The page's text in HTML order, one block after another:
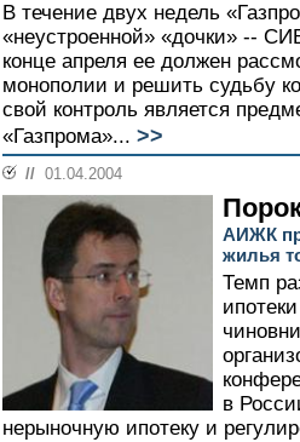
В течение двух недель
«неустроенной» «дочки» --
конце апреля ее должен
монополии и решить судьбу
свой контроль является
«Газпрома»... >>
// 01.04.2004
АИЖК
жилья
Темп
в
нерыночную ипотеку и